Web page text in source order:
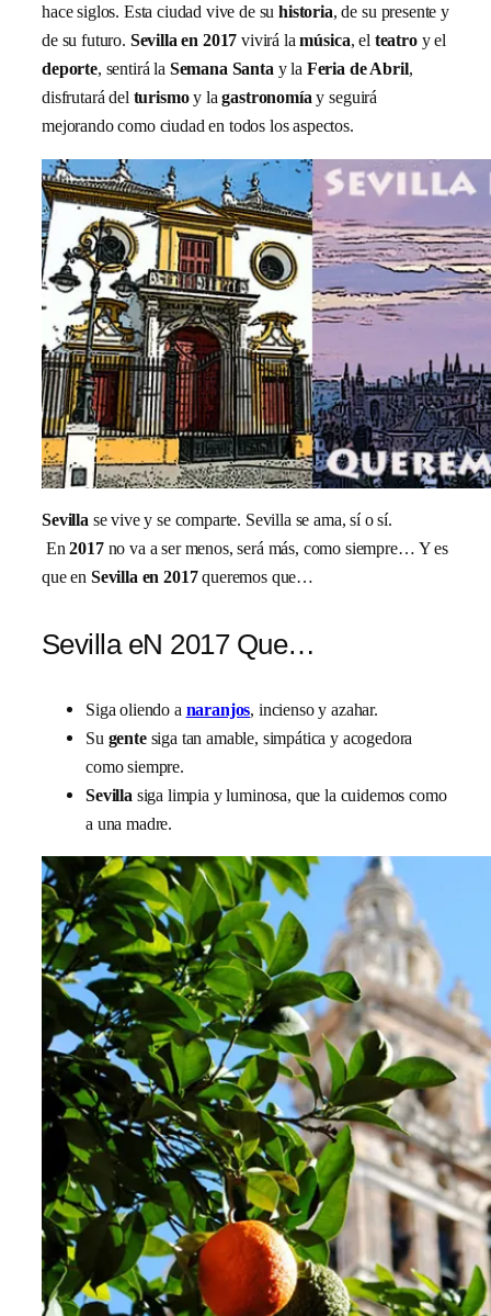
hace siglos. Esta ciudad vive de suhistoria, de su presente y
de su futuro. Sevilla en 2017 vivirá lamúsica, el teatroy el
deporte, sentirá la Semana Santay la Feria de Abril,
disfrutará del turismoy lagastronomíay seguirá
mejorando como ciudad en todos los aspectos.
Sevillase vive y se comparte. Sevilla se ama, sí o sí.
En2017no va a ser menos, será más, como siempre… Y es
que en Sevilla en 2017queremos que…
Sevilla eN 2017 Que…
Siga oliendo a naranjos, incienso y azahar.
Su gentesiga tan amable, simpática y acogedora
como siempre.
Sevillasiga limpia y luminosa, que la cuidemos como
a una madre.